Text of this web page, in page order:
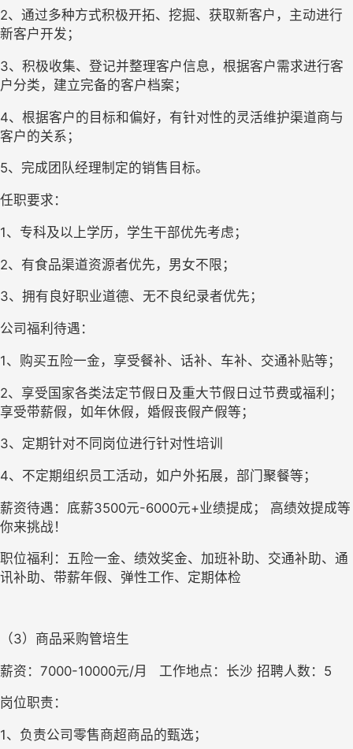
2、通过多种方式积极开拓、挖掘、获取新客户，主动进行
新客户开发；
3、积极收集、登记并整理客户信息，根据客户需求进行客
户分类，建立完备的客户档案；
4、根据客户的目标和偏好，有针对性的灵活维护渠道商与
客户的关系；
5、完成团队经理制定的销售目标。
任职要求：
1、专科及以上学历，学生干部优先考虑；
2、有食品渠道资源者优先，男女不限；
3、拥有良好职业道德、无不良纪录者优先；
公司福利待遇：
1、购买五险一金，享受餐补、话补、车补、交通补贴等；
2、享受国家各类法定节假日及重大节假日过节费或福利；
享受带薪假，如年休假，婚假丧假产假等；
3、定期针对不同岗位进行针对性培训
4、不定期组织员工活动，如户外拓展，部门聚餐等；
薪资待遇：底薪3500元-6000元+业绩提成； 高绩效提成等
你来挑战！
职位福利：五险一金、绩效奖金、加班补助、交通补助、通
讯补助、带薪年假、弹性工作、定期体检
（3）商品采购管培生
薪资：7000-10000元/月   工作地点：长沙 招聘人数：5
岗位职责：
1、负责公司零售商超商品的甄选；